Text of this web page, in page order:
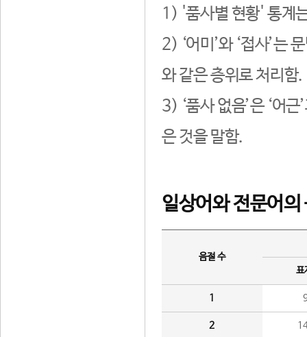
1) '품사별 현황' 통계
2) ‘어미’와 ‘접사’는
와 같은 층위로 처리함.
3) ‘품사 없음’은 ‘어
은 것을 말함.
일상어와 전문어의
음절 수
표
1
2